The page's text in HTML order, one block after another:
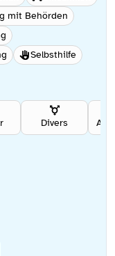
mit Behörden
Selbsthilfe
Divers